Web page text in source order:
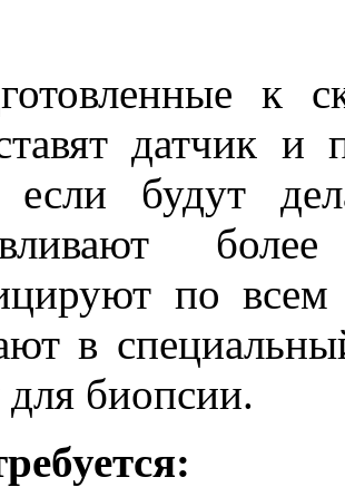
к
датчик и
если будут
по
в
для биопсии.